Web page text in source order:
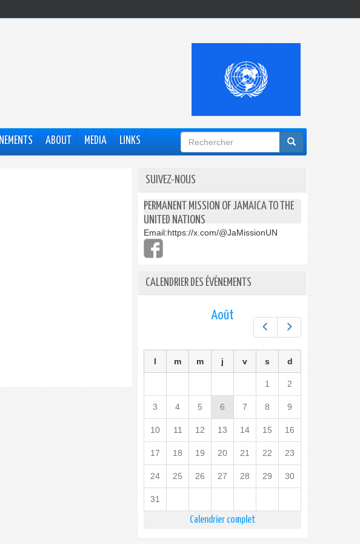
ABOUT MEDIA LINKS
Formulaire
de
recherche
SUIVEZ-NOUS
PERMANENT MISSION OF JAMAICA TO THE
UNITED NATIONS
Email:https://x.com/@JaMissionUN
CALENDRIER DES ÉVÉNEMENTS
Préc. Suiv.
Août
l m m j v s d
1 2
3 4 5 6 7 8 9
10 11 12 13 14 15 16
17 18 19 20 21 22 23
24 25 26 27 28 29 30
31
Calendrier complet